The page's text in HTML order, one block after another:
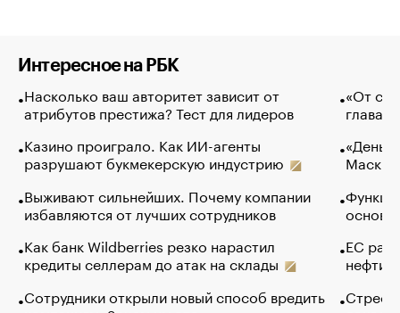
Интересное на РБК
Насколько ваш авторитет зависит от
атрибутов престижа? Тест для лидеров
Казино проиграло. Как ИИ-агенты
разрушают букмекерскую индустрию
Выживают сильнейших. Почему компании
избавляются от лучших сотрудников
Как банк Wildberries резко нарастил
кредиты селлерам до атак на склады
Сотрудники открыли новый способ вредить
«От
глава
Маск в
основ
ЕС
нефти